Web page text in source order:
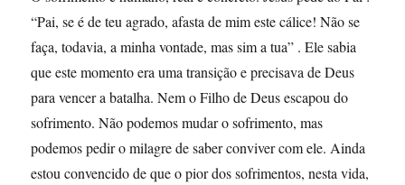
“Pai, se é de teu agrado, afasta de mim este cálice! Não se
faça, todavia, a minha vontade, mas sim a tua” . Ele sabia
que este momento era uma transição e precisava de Deus
para vencer a batalha. Nem o Filho de Deus escapou do
sofrimento. Não podemos mudar o sofrimento, mas
podemos pedir o milagre de saber conviver com ele. Ainda
estou convencido de que o pior dos sofrimentos, nesta vida,